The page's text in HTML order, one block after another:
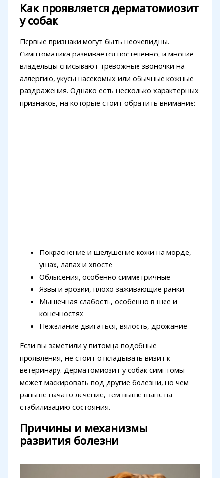
Как проявляется дерматомиозит
у собак
Первые признаки могут быть неочевидны.
Симптоматика развивается постепенно, и многие
владельцы списывают тревожные звоночки на
аллергию, укусы насекомых или обычные кожные
раздражения. Однако есть несколько характерных
признаков, на которые стоит обратить внимание:
Покраснение и шелушение кожи на морде,
ушах, лапах и хвосте
Облысения, особенно симметричные
Язвы и эрозии, плохо заживающие ранки
Мышечная слабость, особенно в шее и
конечностях
Нежелание двигаться, вялость, дрожание
Если вы заметили у питомца подобные
проявления, не стоит откладывать визит к
ветеринару. Дерматомиозит у собак симптомы
может маскировать под другие болезни, но чем
раньше начато лечение, тем выше шанс на
стабилизацию состояния.
Причины и механизмы
развития болезни